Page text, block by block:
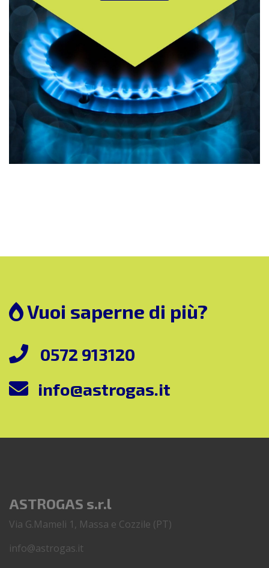
Vuoi saperne di più?
0572 913120
info@astrogas.it
ASTROGAS s.r.l
Via G.Mameli 1, Massa e Cozzile (PT)
info@astrogas.it